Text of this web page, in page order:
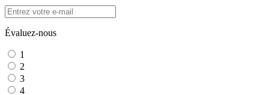
Évaluez-nous
1
2
3
4